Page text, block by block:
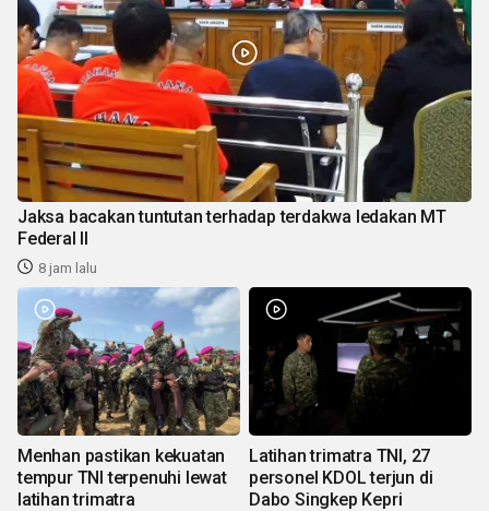
Jaksa bacakan tuntutan terhadap terdakwa ledakan MT
Federal II
8 jam lalu
Menhan pastikan kekuatan
tempur TNI terpenuhi lewat
latihan trimatra
Latihan trimatra TNI, 27
personel KDOL terjun di
Dabo Singkep Kepri